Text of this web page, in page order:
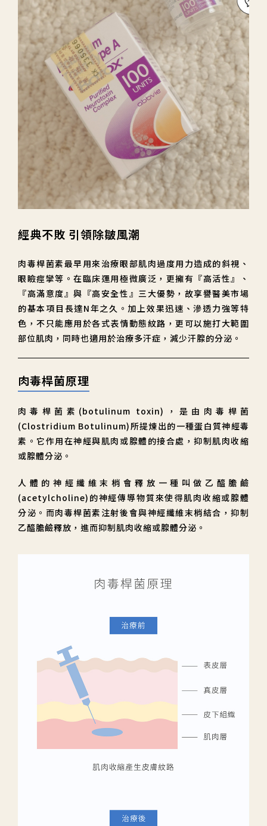
經典不敗 引領除皺風潮
肉毒桿菌素最早用來治療眼部肌肉過度用力造成的斜視、
眼瞼痙攣等。在臨床運用極微廣泛，更擁有『高活性』、
『高滿意度』與『高安全性』三大優勢，故享譽醫美市場
的基本項目長達N年之久。加上效果迅速、滲透力強等特
色，不只能應用於各式表情動態紋路，更可以施打大範圍
部位肌肉，同時也適用於治療多汗症，減少汗腺的分泌。
肉毒桿菌原理
肉毒桿菌素(botulinum toxin)，是由肉毒桿菌
(Clostridium Botulinum)所提煉出的一種蛋白質神經毒
素。它作用在神經與肌肉或腺體的接合處，抑制肌肉收縮
或腺體分泌。
人體的神經纖維末梢會釋放一種叫做乙醯膽鹼
(acetylcholine)的神經傳導物質來使得肌肉收縮或腺體
分泌。而肉毒桿菌素注射後會與神經纖維末梢結合，抑制
乙醯膽鹼釋放，進而抑制肌肉收縮或腺體分泌。